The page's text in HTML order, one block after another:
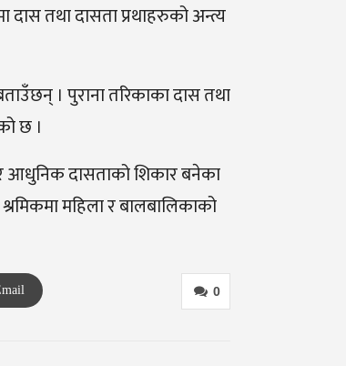
दास तथा दासता प्रथाहरुको अन्त्य
। पुराना तरिकाका दास तथा
छ ।
आधुनिक दासताको शिकार बनेका
महिला र बालबालिकाको
0